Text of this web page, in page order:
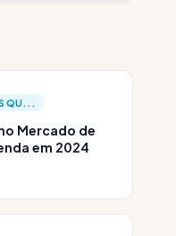
QU...
Mercado de
em 2024